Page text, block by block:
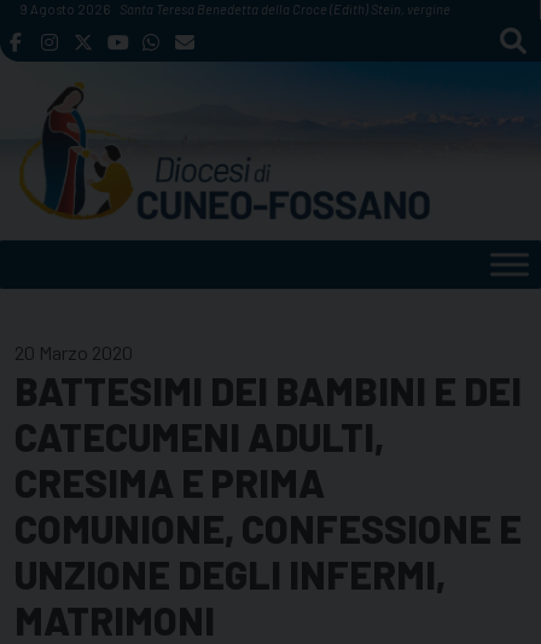
Skip
to
9 Agosto 2026 Santa Teresa Benedetta della Croce (Edith) Stein, vergine
20 Marzo 2020
BATTESIMI DEI BAMBINI E DEI
CATECUMENI ADULTI,
CRESIMA E PRIMA
COMUNIONE, CONFESSIONE E
UNZIONE DEGLI INFERMI,
MATRIMONI